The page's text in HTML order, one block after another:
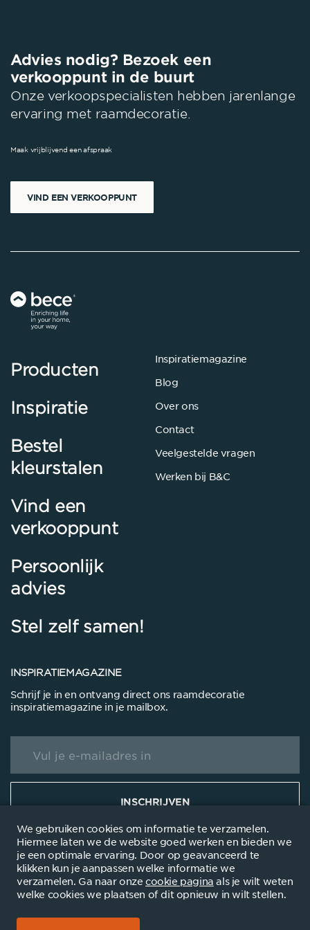
Advies nodig? Bezoek een
verkooppunt in de buurt
Onze verkoopspecialisten hebben jarenlange
ervaring met raamdecoratie.
Maak vrijblijvend een afspraak
VIND EEN VERKOOPPUNT
Inspiratiemagazine
Blog
Over ons
Contact
Veelgestelde vragen
Werken bij B&C
Producten
Inspiratie
Bestel
kleurstalen
Vind een
verkooppunt
Persoonlijk
advies
Stel zelf samen!
INSPIRATIEMAGAZINE
Schrijf je in en ontvang direct ons raamdecoratie
inspiratiemagazine in je mailbox.
INSCHRIJVEN
© 2021 Disclaimer Privacyverklanring Cookieverklaring Dealersite
We gebruiken cookies om informatie te verzamelen.
Hiermee laten we de website goed werken en bieden we
je een optimale ervaring. Door op geavanceerd te
klikken kun je aanpassen welke informatie we
verzamelen. Ga naar onzecookie pagina als je wilt weten
welke cookies we plaatsen of dit opnieuw in wilt stellen.